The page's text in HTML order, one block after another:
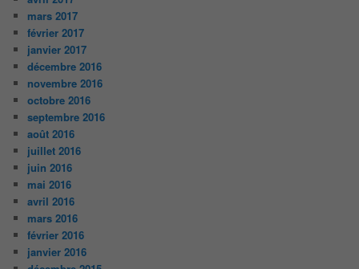
mars 2017
février 2017
janvier 2017
décembre 2016
novembre 2016
octobre 2016
septembre 2016
août 2016
juillet 2016
juin 2016
mai 2016
avril 2016
mars 2016
février 2016
janvier 2016